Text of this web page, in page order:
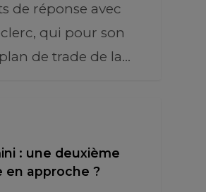
de réponse avec
qui pour son
de trade de la…
: une deuxième
en approche ?